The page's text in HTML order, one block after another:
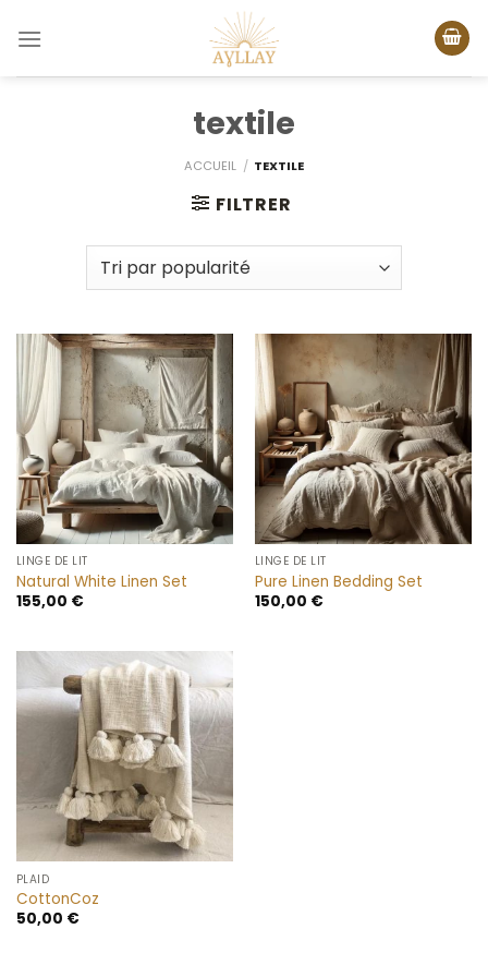
au
textile
ACCUEIL / TEXTILE
FILTRER
LINGE DE LIT
Natural White Linen Set
155,00 €
LINGE DE LIT
Pure Linen Bedding Set
150,00 €
PLAID
CottonCoz
50,00 €